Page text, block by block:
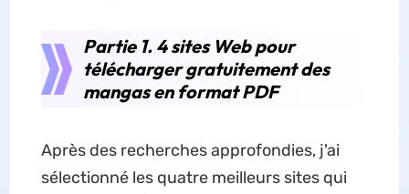
Partie 1. 4 sites Web pour
télécharger gratuitement des
mangas en format PDF
Après des recherches approfondies, j'ai
sélectionné les quatre meilleurs sites qui